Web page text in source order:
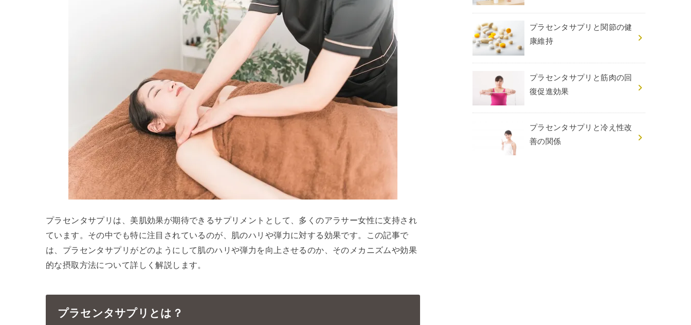
プラセンタサプリは、美肌効果が期待できるサプリメントとして、多くのアラサー女性に支持され
ています。その中でも特に注目されているのが、肌のハリや弾力に対する効果です。この記事で
は、プラセンタサプリがどのようにして肌のハリや弾力を向上させるのか、そのメカニズムや効果
的な摂取方法について詳しく解説します。
プラセンタサプリとは？
プラセンタサプリと関節の健
康維持
プラセンタサプリと筋肉の回
復促進効果
プラセンタサプリと冷え性改
善の関係